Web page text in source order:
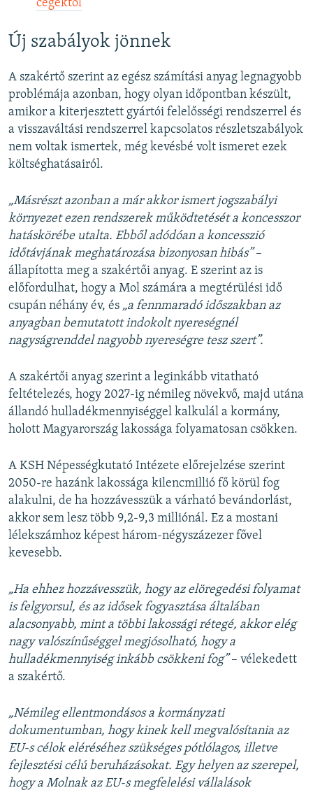
cégektől
Új szabályok jönnek
A szakértő szerint az egész számítási anyag legnagyobb
problémája azonban, hogy olyan időpontban készült,
amikor a kiterjesztett gyártói felelősségi rendszerrel és
a visszaváltási rendszerrel kapcsolatos részletszabályok
nem voltak ismertek, még kevésbé volt ismeret ezek
költséghatásairól.
„Másrészt azonban a már akkor ismert jogszabályi
környezet ezen rendszerek működtetését a koncesszor
hatáskörébe utalta. Ebből adódóan a koncesszió
időtávjának meghatározása bizonyosan hibás”–
állapította meg a szakértői anyag. E szerint az is
előfordulhat, hogy a Mol számára a megtérülési idő
csupán néhány év, és „a fennmaradó időszakban az
anyagban bemutatott indokolt nyereségnél
nagyságrenddel nagyobb nyereségre tesz szert”.
A szakértői anyag szerint a leginkább vitatható
feltételezés, hogy 2027-ig némileg növekvő, majd utána
állandó hulladékmennyiséggel kalkulál a kormány,
holott Magyarország lakossága folyamatosan csökken.
A KSH Népességkutató Intézete előrejelzése szerint
2050-re hazánk lakossága kilencmillió fő körül fog
alakulni, de ha hozzávesszük a várható bevándorlást,
akkor sem lesz több 9,2-9,3 milliónál. Ez a mostani
lélekszámhoz képest három-négyszázezer fővel
kevesebb.
„Ha ehhez hozzávesszük, hogy az elöregedési folyamat
is felgyorsul, és az idősek fogyasztása általában
alacsonyabb, mint a többi lakossági rétegé, akkor elég
nagy valószínűséggel megjósolható, hogy a
hulladékmennyiség inkább csökkeni fog”– vélekedett
a szakértő.
„Némileg ellentmondásos a kormányzati
dokumentumban, hogy kinek kell megvalósítania az
EU-s célok eléréséhez szükséges pótlólagos, illetve
fejlesztési célú beruházásokat. Egy helyen az szerepel,
hogy a Molnak az EU-s megfelelési vállalások